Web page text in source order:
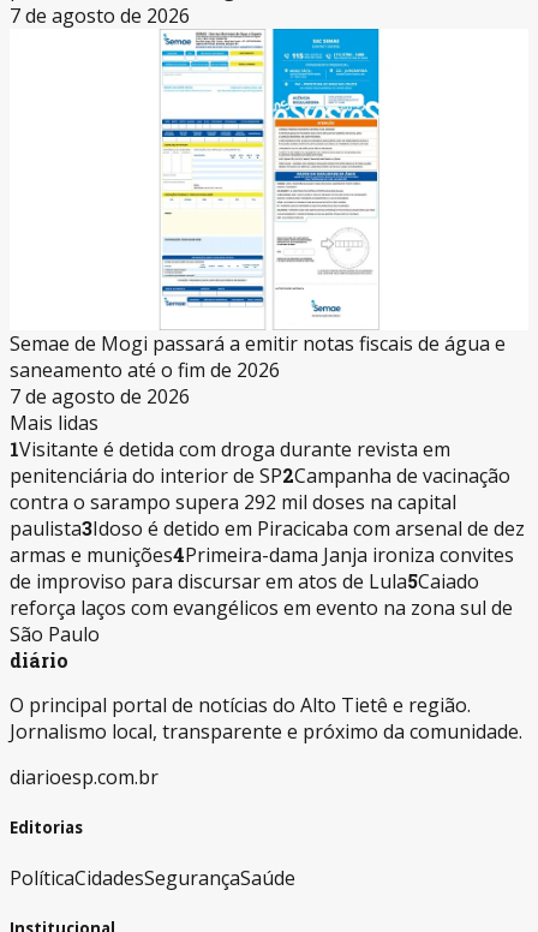
7 de agosto de 2026
Semae de Mogi passará a emitir notas fiscais de água e
saneamento até o fim de 2026
7 de agosto de 2026
Mais lidas
1Visitante é detida com droga durante revista em
penitenciária do interior de SP2Campanha de vacinação
contra o sarampo supera 292 mil doses na capital
paulista3Idoso é detido em Piracicaba com arsenal de dez
armas e munições4Primeira-dama Janja ironiza convites
de improviso para discursar em atos de Lula5Caiado
reforça laços com evangélicos em evento na zona sul de
São Paulo
diário
O principal portal de notícias do Alto Tietê e região.
Jornalismo local, transparente e próximo da comunidade.
diarioesp.com.br
Editorias
PolíticaCidadesSegurançaSaúde